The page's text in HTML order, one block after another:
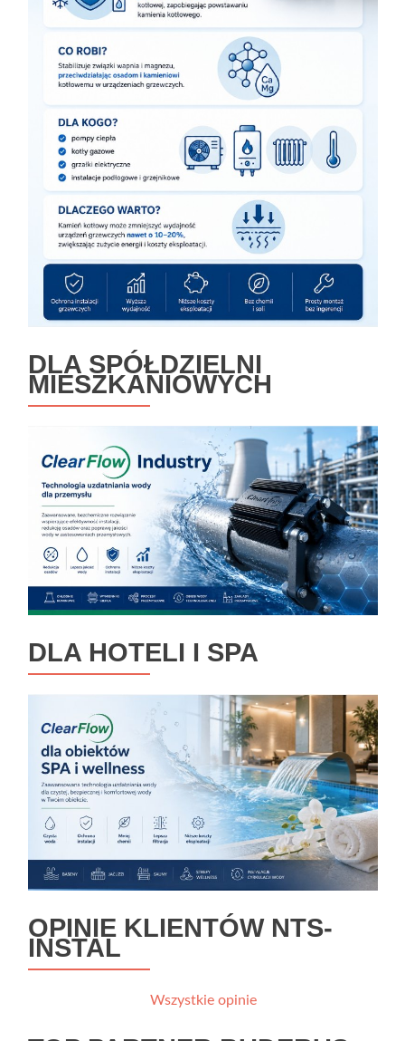
DLA SPÓŁDZIELNI
MIESZKANIOWYCH
DLA HOTELI I SPA
OPINIE KLIENTÓW NTS-
INSTAL
Wszystkie opinie